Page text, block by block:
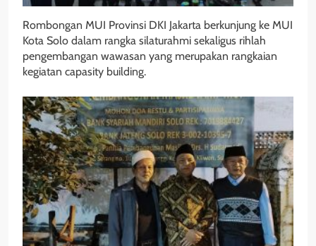
Rombongan MUI Provinsi DKI Jakarta berkunjung ke MUI
Kota Solo dalam rangka silaturahmi sekaligus rihlah
pengembangan wawasan yang merupakan rangkaian
kegiatan capasity building.